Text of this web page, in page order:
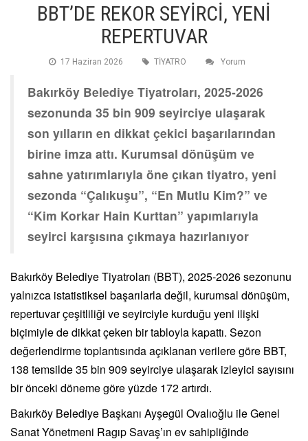
BBT’DE REKOR SEYİRCİ, YENİ
REPERTUVAR
17 Haziran 2026 TİYATRO Yorum
Bakırköy Belediye Tiyatroları, 2025-2026
sezonunda 35 bin 909 seyirciye ulaşarak
son yılların en dikkat çekici başarılarından
birine imza attı. Kurumsal dönüşüm ve
sahne yatırımlarıyla öne çıkan tiyatro, yeni
sezonda “Çalıkuşu”, “En Mutlu Kim?” ve
“Kim Korkar Hain Kurttan” yapımlarıyla
seyirci karşısına çıkmaya hazırlanıyor
Bakırköy Belediye Tiyatroları (BBT), 2025-2026 sezonunu
yalnızca istatistiksel başarılarla değil, kurumsal dönüşüm,
repertuvar çeşitliliği ve seyirciyle kurduğu yeni ilişki
biçimiyle de dikkat çeken bir tabloyla kapattı. Sezon
değerlendirme toplantısında açıklanan verilere göre BBT,
138 temsilde 35 bin 909 seyirciye ulaşarak izleyici sayısını
bir önceki döneme göre yüzde 172 artırdı.
Bakırköy Belediye Başkanı Ayşegül Ovalıoğlu ile Genel
Sanat Yönetmeni Ragıp Savaş’ın ev sahipliğinde